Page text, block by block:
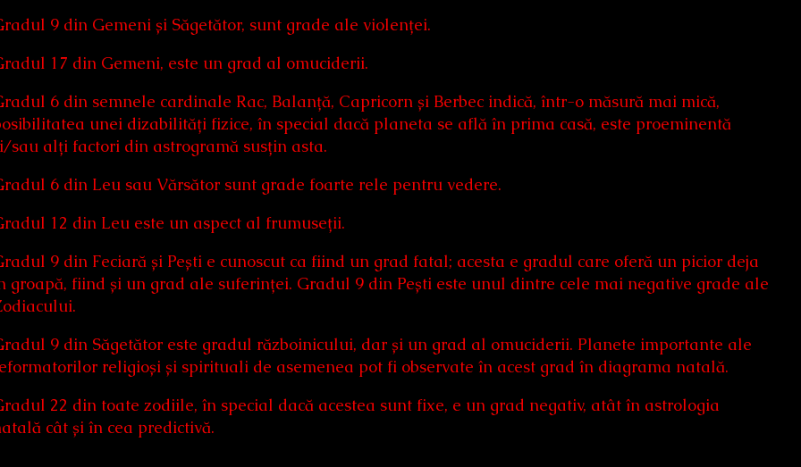
9 din Gemeni și Săgetător, sunt grade ale violenței.
17 din Gemeni, este un grad al omuciderii.
6 din semnele cardinale Rac, Balanță, Capricorn și Berbec indică, într-o măsură mai mică,
unei dizabilități fizice, în special dacă planeta se află în prima casă, este proeminentă
sau alți factori din astrogramă susțin asta.
6 din Leu sau Vărsător sunt grade foarte rele pentru vedere.
12 din Leu este un aspect al frumuseții.
9 din Feciară și Pești e cunoscut ca fiind un grad fatal; acesta e gradul care oferă un picior deja
groapă, fiind și un grad ale suferinței. Gradul 9 din Pești este unul dintre cele mai negative grade ale
9 din Săgetător este gradul războinicului, dar și un grad al omuciderii. Planete importante ale
religioși și spirituali de asemenea pot fi observate în acest grad în diagrama natală.
22 din toate zodiile, în special dacă acestea sunt fixe, e un grad negativ, atât în astrologia
cât și în cea predictivă.